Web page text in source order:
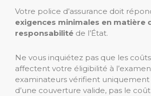
Votre police d’assurance doit
exigences minimales en matière
responsabilité de l’État.
Ne vous inquiétez pas que les
affectent votre éligibilité à
examinateurs vérifient uniquement
d’une couverture valide, pas le